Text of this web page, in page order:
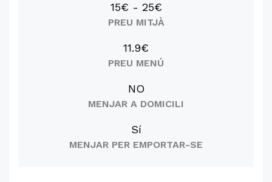
15€ - 25€
PREU MITJÀ
11.9€
PREU MENÚ
NO
MENJAR A DOMICILI
Sí
MENJAR PER EMPORTAR-SE